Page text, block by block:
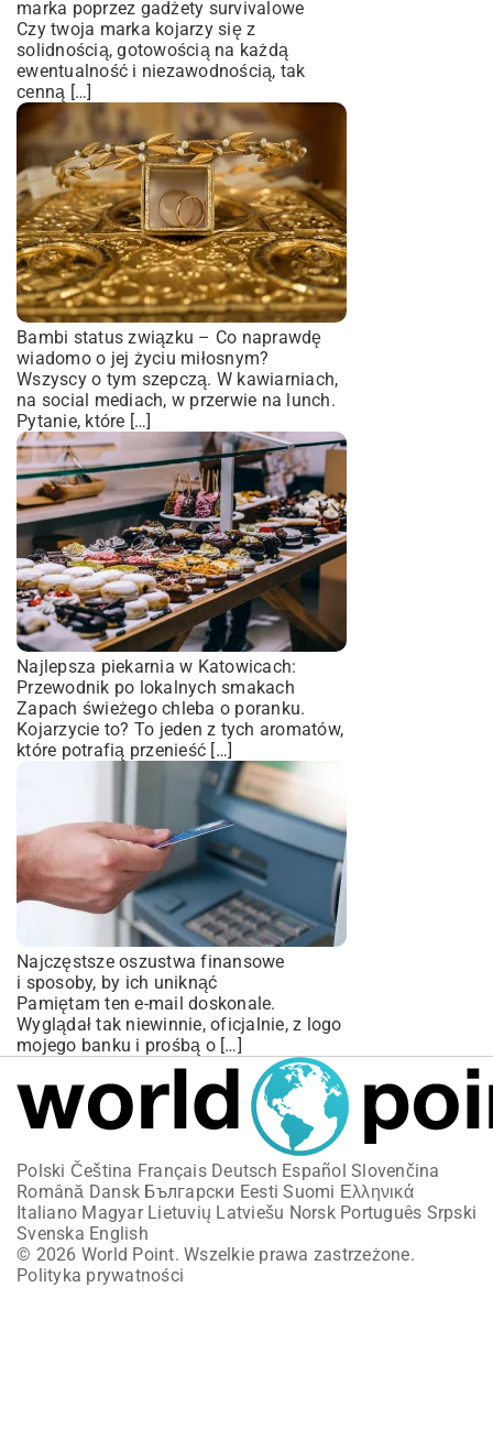
marka poprzez gadżety survivalowe
Czy twoja marka kojarzy się z
solidnością, gotowością na każdą
ewentualność i niezawodnością, tak
cenną […]
Bambi status związku – Co naprawdę
wiadomo o jej życiu miłosnym?
Wszyscy o tym szepczą. W kawiarniach,
na social mediach, w przerwie na lunch.
Pytanie, które […]
Najlepsza piekarnia w Katowicach:
Przewodnik po lokalnych smakach
Zapach świeżego chleba o poranku.
Kojarzycie to? To jeden z tych aromatów,
które potrafią przenieść […]
Najczęstsze oszustwa finansowe
i sposoby, by ich uniknąć
Pamiętam ten e-mail doskonale.
Wyglądał tak niewinnie, oficjalnie, z logo
mojego banku i prośbą o […]
Polski Čeština Français Deutsch Español Slovenčina
Română Dansk Български Eesti Suomi Ελληνικά
Italiano Magyar Lietuvių Latviešu Norsk Português Srpski
Svenska English
© 2026 World Point. Wszelkie prawa zastrzeżone.
Polityka prywatności